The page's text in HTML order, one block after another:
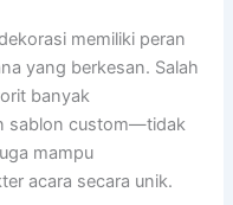
memiliki peran
yang berkesan. Salah
banyak
sablon custom—tidak
mampu
acara secara unik.